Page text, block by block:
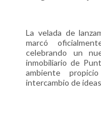
La velada de
marcó
celebrando un
inmobiliario de
ambiente
intercambio de